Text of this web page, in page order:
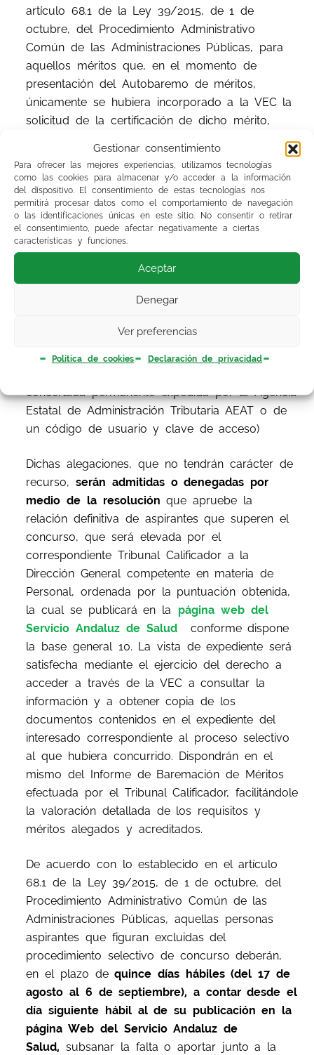
Gestionar consentimiento
Para ofrecer las mejores experiencias, utilizamos tecnologías
como las cookies para almacenar y/o acceder a la información
del dispositivo. El consentimiento de estas tecnologías nos
permitirá procesar datos como el comportamiento de navegación
o las identificaciones únicas en este sitio. No consentir o retirar
el consentimiento, puede afectar negativamente a ciertas
características y funciones.
Aceptar
Denegar
Ver preferencias
Política de cookies Declaración de privacidad
artículo 68.1 de la Ley 39/2015, de 1 de
octubre, del Procedimiento Administrativo
Común de las Administraciones Públicas, para
aquellos méritos que, en el momento de
presentación del Autobaremo de méritos,
únicamente se hubiera incorporado a la VEC la
solicitud de la certificación de dicho mérito,
conforme lo establecido en la base general 6.1,
Tribunal de Selección por dicha causa, deberán
aportar a través de la VEC, junto a la
alegación, la documentación acreditativa
correspondiente al mismo.La persona aspirante
se responsabilizará de la veracidad de los
documentos adjuntados.
Para realizar la alegación la persona interesada
mediante cualquiera de los sistemas de firma
electrónicaque son admitidos (certificados
concertada permanente expedida por la Agencia
Estatal de Administración Tributaria AEAT o de
un código de usuario y clave de acceso)
Dichas alegaciones, que no tendrán carácter de
recurso,serán admitidas o denegadas por
medio de la resolución que apruebe la
relación definitiva de aspirantes que superen el
concurso, que será elevada por el
correspondiente Tribunal Calificador a la
Dirección General competente en materia de
Personal, ordenada por la puntuación obtenida,
la cual se publicará en la
página web del
Servicio Andaluz de Salud conforme dispone
la base general 10. La vista de expediente será
satisfecha mediante el ejercicio del derecho a
acceder a través de la VEC a consultar la
información y a obtener copia de los
documentos contenidos en el expediente del
interesado correspondiente al proceso selectivo
al que hubiera concurrido. Dispondrán en el
mismo del Informe de Baremación de Méritos
efectuada por el Tribunal Calificador, facilitándole
la valoración detallada de los requisitos y
méritos alegados y acreditados.
De acuerdo con lo establecido en el artículo
68.1 de la Ley 39/2015, de 1 de octubre, del
Procedimiento Administrativo Común de las
Administraciones Públicas, aquellas personas
aspirantes que figuran excluidas del
procedimiento selectivo de concurso deberán,
en el plazo dequince días hábiles (del 17 de
agosto al 6 de septiembre), a contar desde el
día siguiente hábil al de su publicación en la
página Web del Servicio Andaluz de
Salud, subsanar la falta o aportar junto a la